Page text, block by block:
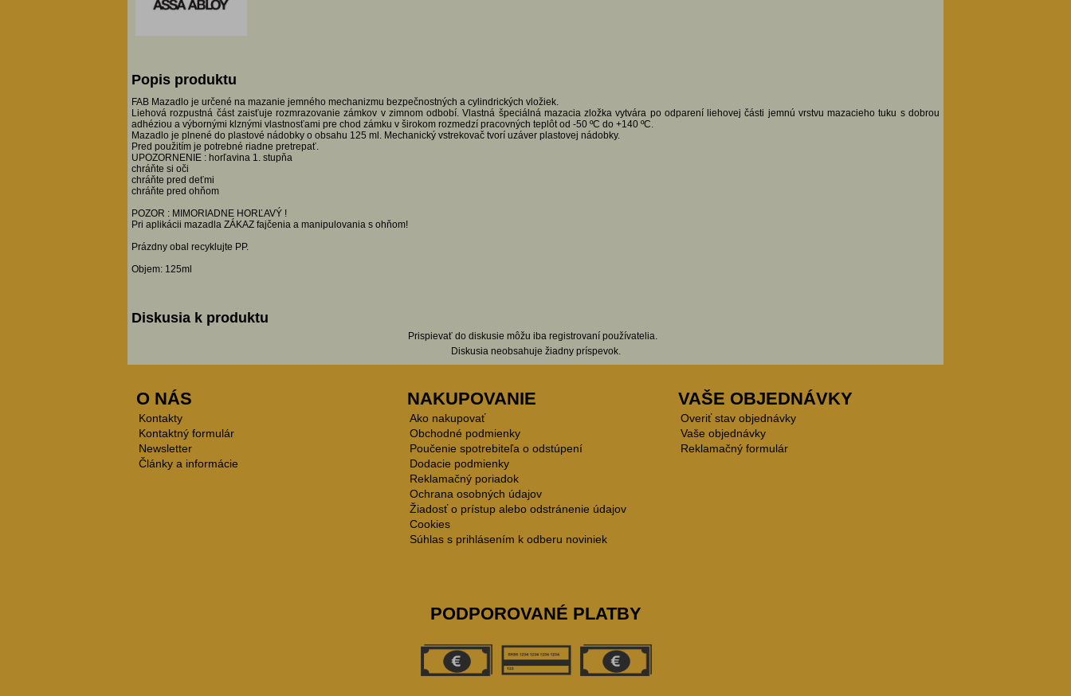
Popis produktu
FAB Mazadlo je určené na mazanie jemného mechanizmu bezpečnostných a cylindrických vložiek.
Liehová rozpustná část zaisťuje rozmrazovanie zámkov v zimnom odbobí. Vlastná špeciálná mazacia zložka vytvára po odparení liehovej části jemnú vrstvu mazacieho tuku s dobrou
adhéziou a výbornými klznými vlastnosťami pre chod zámku v širokom rozmedzí pracovných teplôt od -50 ºC do +140 ºC.
Mazadlo je plnené do plastové nádobky o obsahu 125 ml. Mechanický vstrekovač tvorí uzáver plastovej nádobky.
Pred použitím je potrebné riadne pretrepať.
UPOZORNENIE : horľavina 1. stupňa
chráňte si oči
chráňte pred deťmi
chráňte pred ohňom
POZOR : MIMORIADNE HORĽAVÝ !
Pri aplikácii mazadla ZÁKAZ fajčenia a manipulovania s ohňom!
Prázdny obal recyklujte PP.
Objem: 125ml
Diskusia k produktu
Prispievať do diskusie môžu iba registrovaní používatelia.
Diskusia neobsahuje žiadny príspevok.
O NÁS
Kontakty
Kontaktný formulár
Newsletter
Články a informácie
NAKUPOVANIE
Ako nakupovať
Obchodné podmienky
Poučenie spotrebiteľa o odstúpení
Dodacie podmienky
Reklamačný poriadok
Ochrana osobných údajov
Žiadosť o prístup alebo odstránenie údajov
Cookies
Súhlas s prihlásením k odberu noviniek
VAŠE OBJEDNÁVKY
Overiť stav objednávky
Vaše objednávky
Reklamačný formulár
PODPOROVANÉ PLATBY